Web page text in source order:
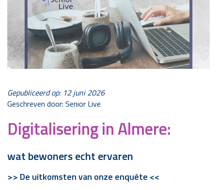
Gepubliceerd op: 12 juni 2026
Geschreven door: Senior Live
Digitalisering in Almere:
wat bewoners echt ervaren
>> De uitkomsten van onze enquête <<